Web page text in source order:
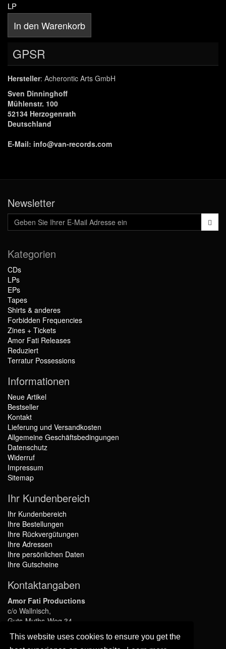
This website uses cookies to ensure you get the
LP
In den Warenkorb
GPSR
Hersteller: Acherontic Arts GmbH
Sven Dinninghoff
Mühlenstr. 100
52134 Herzogenrath
Deutschland
E-Mail: info@van-records.com
Newsletter
Kategorien
CDs
LPs
EPs
Tapes
Shirts & anderes
Forbidden Frequencies
Zines + Tickets
Amor Fati Releases
Reduziert
Terratur Possessions
Informationen
Neue Artikel
Bestseller
Kontakt
Lieferung und Versandkosten
Allgemeine Geschäftsbedingungen
Datenschutz
Widerruf
Impressum
Sitemap
Ihr Kundenbereich
Ihr Kundenbereich
Ihre Bestellungen
Ihre Rückvergütungen
Ihre Adressen
Ihre persönlichen Daten
Ihre Gutscheine
Kontaktangaben
Amor Fati Productions
c/o Wallnisch,
Guts-Muths-Weg 34,
45136 Essen,
GERMANY